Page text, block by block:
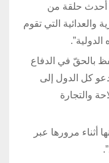
أحدث حلقة من
التي تقوم
بالحقّ في الدفاع
كل الدول إلى
والتجارة
أثناء مرورها عبر